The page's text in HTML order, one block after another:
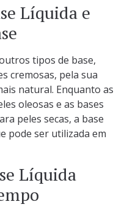
Líquida e
tipos de base,
cremosas, pela sua
natural. Enquanto as
oleosas e as bases
peles secas, a base
pode ser utilizada em
Líquida